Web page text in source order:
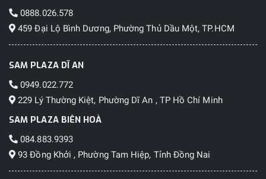
0888.026.578
459 Đại Lộ Bình Dương, Phường Thủ Dầu Một, TP.HCM
SAM PLAZA DĨ AN
0949.022.772
229 Lý Thường Kiệt, Phường Dĩ An , TP Hồ Chí Minh
SAM PLAZA BIÊN HOÀ
084.883.9393
93 Đồng Khởi , Phường Tam Hiệp, Tỉnh Đồng Nai